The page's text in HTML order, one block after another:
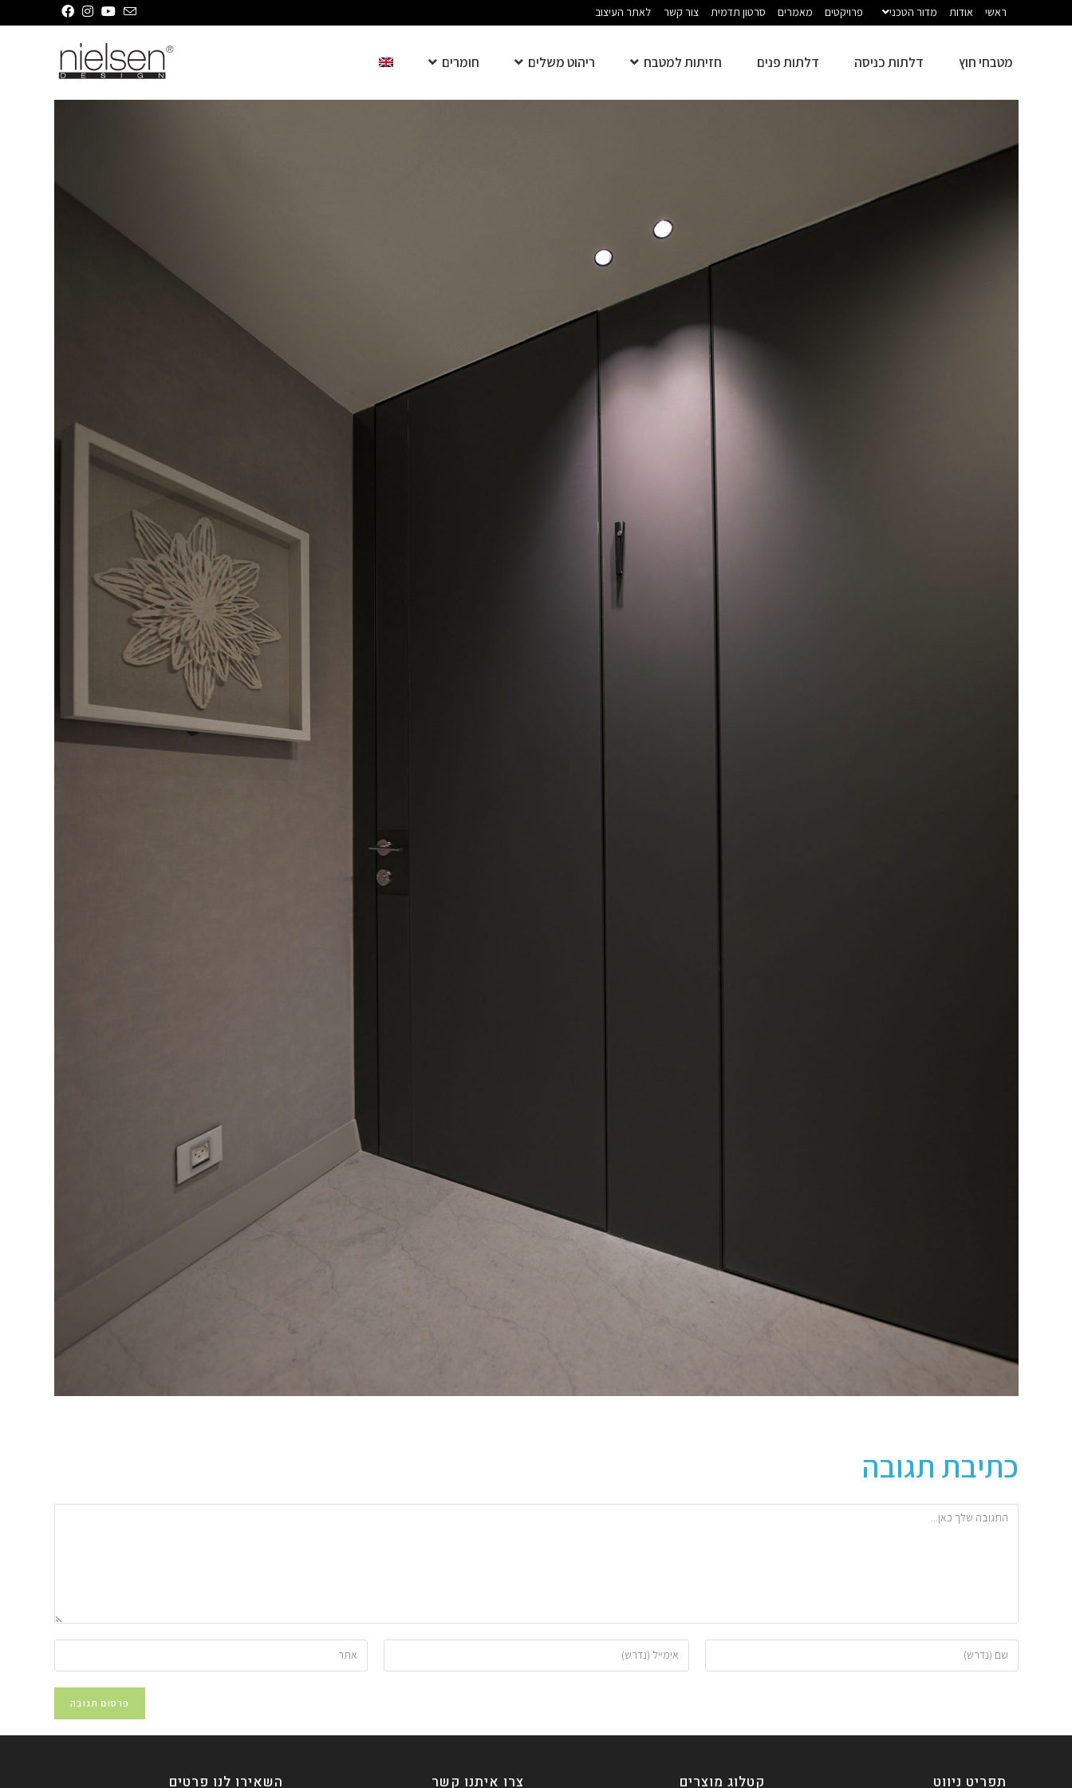
ראשי אודות מדור הטכני פרויקטים מאמרים סרטון תדמית צור קשר לאתר העיצוב
מטבחי חוץ דלתות כניסה דלתות פנים חזיתות למטבח ריהוט משלים חומרים
כתיבת תגובה
תפריט ניווט קטלוג מוצרים צרו איתנו קשר השאירו לנו פרטים